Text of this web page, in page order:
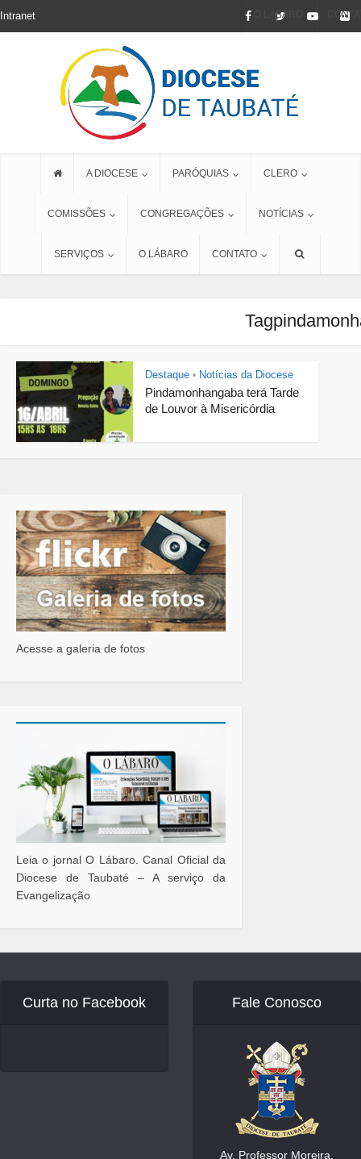
O LÁBARO
Intranet
A DIOCESE PARÓQUIAS CLERO
COMISSÕES CONGREGAÇÕES NOTÍCIAS
SERVIÇOS O LÁBARO CONTATO
Destaque • Notícias da Diocese
Pindamonhangaba terá Tarde
de Louvor à Misericórdia
Acesse a galeria de fotos
Leia o jornal O Lábaro. Canal Oficial da
Diocese de Taubaté – A serviço da
Evangelização
Curta no Facebook Fale Conosco
Av. Professor Moreira,